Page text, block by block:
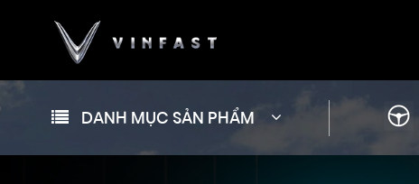
DANH MỤC SẢN PHẨM